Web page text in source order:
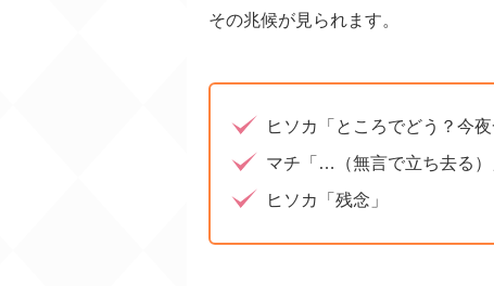
その兆候が見られます。
ヒソカ「ところでどう？今
マチ「…（無言で立ち去る）
ヒソカ「残念」